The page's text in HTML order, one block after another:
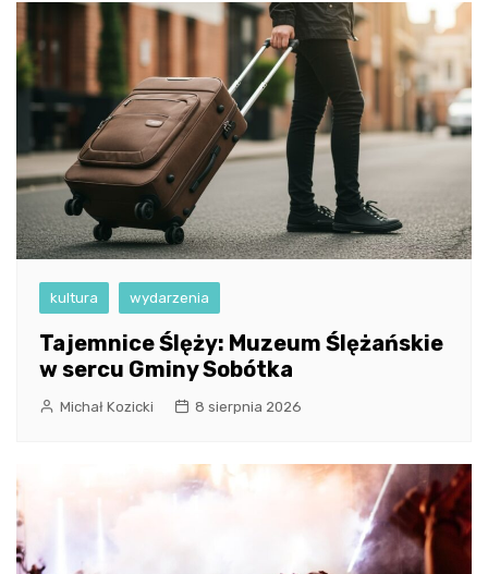
kultura wydarzenia
Tajemnice Ślęży: Muzeum Ślężańskie
w sercu Gminy Sobótka
Michał Kozicki 8 sierpnia 2026